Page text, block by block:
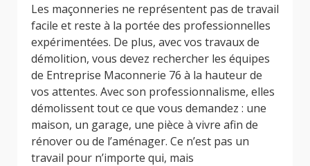
Les maçonneries ne représentent pas de travail
facile et reste à la portée des professionnelles
expérimentées. De plus, avec vos travaux de
démolition, vous devez rechercher les équipes
de Entreprise Maconnerie 76 à la hauteur de
vos attentes. Avec son professionnalisme, elles
démolissent tout ce que vous demandez : une
maison, un garage, une pièce à vivre afin de
rénover ou de l’aménager. Ce n’est pas un
travail pour n’importe qui, mais